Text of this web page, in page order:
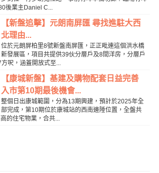
後業主Daniel C...
【新盤追擊】元朗南屏匯 尋找進駐大西
北理由...
位於元朗屏柏里8號新盤南屏匯，正正毗連這個洪水橋
新發展區，項目共提供39伙分層戶及8間洋房，分層戶
呎，涵蓋開放式至...
【康城新盤】基建及購物配套日益完善
入市第10期最後機會...
整個日出康城範圍，分為13期興建，預計於2025年全
部完成，第10期位於康城站的西南邊陲位置，全盤共
的住宅物業，合共...